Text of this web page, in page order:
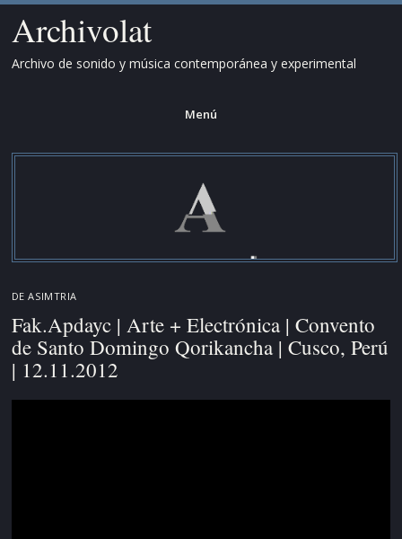
Archivolat
Archivo de sonido y música contemporánea y experimental
Menú
Saltar
DEASIMTRIA
Fak.Apdayc | Arte + Electrónica | Convento
de Santo Domingo Qorikancha | Cusco, Perú
| 12.11.2012